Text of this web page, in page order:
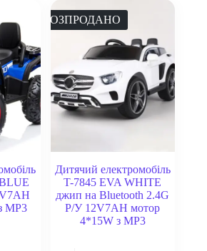
MP3
РОЗПРОДАНО
Дитячий електромобіль
T-7845 EVA WHITE
джип на Bluetooth 2.4G
Р/У 12V7AH мотор
4*15W з MP3